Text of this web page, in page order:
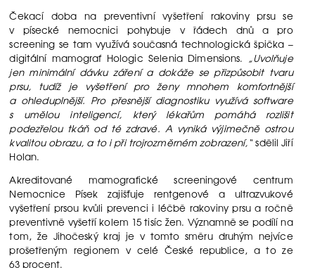
Čekací doba na preventivní vyšetření rakoviny prsu se
v písecké nemocnici pohybuje v řádech dnů a pro
screening se tam využívá současná technologická špička –
digitální mamograf Hologic Selenia Dimensions. „Uvolňuje
jen minimální dávku záření a dokáže se přizpůsobit tvaru
prsu, tudíž je vyšetření pro ženy mnohem komfortnější
a ohleduplnější. Pro přesnější diagnostiku využívá software
s umělou inteligencí, který lékařům pomáhá rozlišit
podezřelou tkáň od té zdravé. A vyniká výjimečně ostrou
kvalitou obrazu, a to i při trojrozměrném zobrazení,“sdělil Jiří
Holan.
Akreditované mamografické screeningové centrum
Nemocnice Písek zajišťuje rentgenové a ultrazvukové
vyšetření prsou kvůli prevenci i léčbě rakoviny prsu a ročně
preventivně vyšetří kolem 15 tisíc žen. Významně se podílí na
tom, že Jihočeský kraj je v tomto směru druhým nejvíce
prošetřeným regionem v celé České republice, a to ze
63 procent.